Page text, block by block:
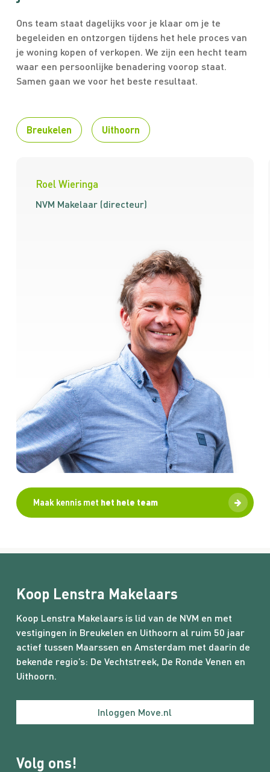
Breukelen Uithoorn
Ons team staat dagelijks voor je klaar om je te
begeleiden en ontzorgen tijdens het hele proces van
je woning kopen of verkopen. We zijn een hecht team
waar een persoonlijke benadering voorop staat.
Samen gaan we voor het beste resultaat.
Roel Wieringa
NVM Makelaar (directeur)
Maak kennis met het hele team
Koop Lenstra Makelaars
Koop Lenstra Makelaars is lid van de NVM en met
vestigingen in Breukelen en Uithoorn al ruim 50 jaar
actief tussen Maarssen en Amsterdam met daarin de
bekende regio’s: De Vechtstreek, De Ronde Venen en
Uithoorn.
Inloggen Move.nl
Volg ons!